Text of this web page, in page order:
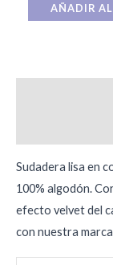
AÑADIR
Sudadera lisa en
100% algodón.
efecto velvet del
con nuestra